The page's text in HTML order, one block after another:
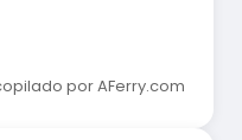
por AFerry.com